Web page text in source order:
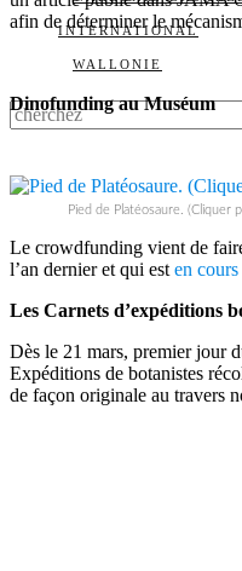
INTERNATIONAL
WALLONIE
afin de déterminer le
Dinofunding au Muséum
Pied de Platéosaure. (Cliquer
Le crowdfunding vient de
l’an dernier et qui est en
Les Carnets d’expéditions
Dès le 21 mars, premier jour
Expéditions de botanistes
de façon originale au travers